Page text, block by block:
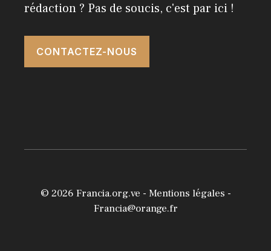
rédaction ? Pas de soucis, c'est par ici !
CONTACTEZ-NOUS
© 2026 Francia.org.ve - Mentions légales -
Francia@orange.fr